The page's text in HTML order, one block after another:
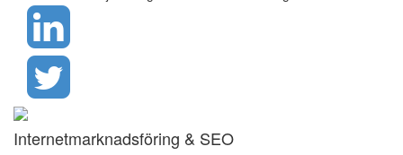
Internetmarknadsföring & SEO